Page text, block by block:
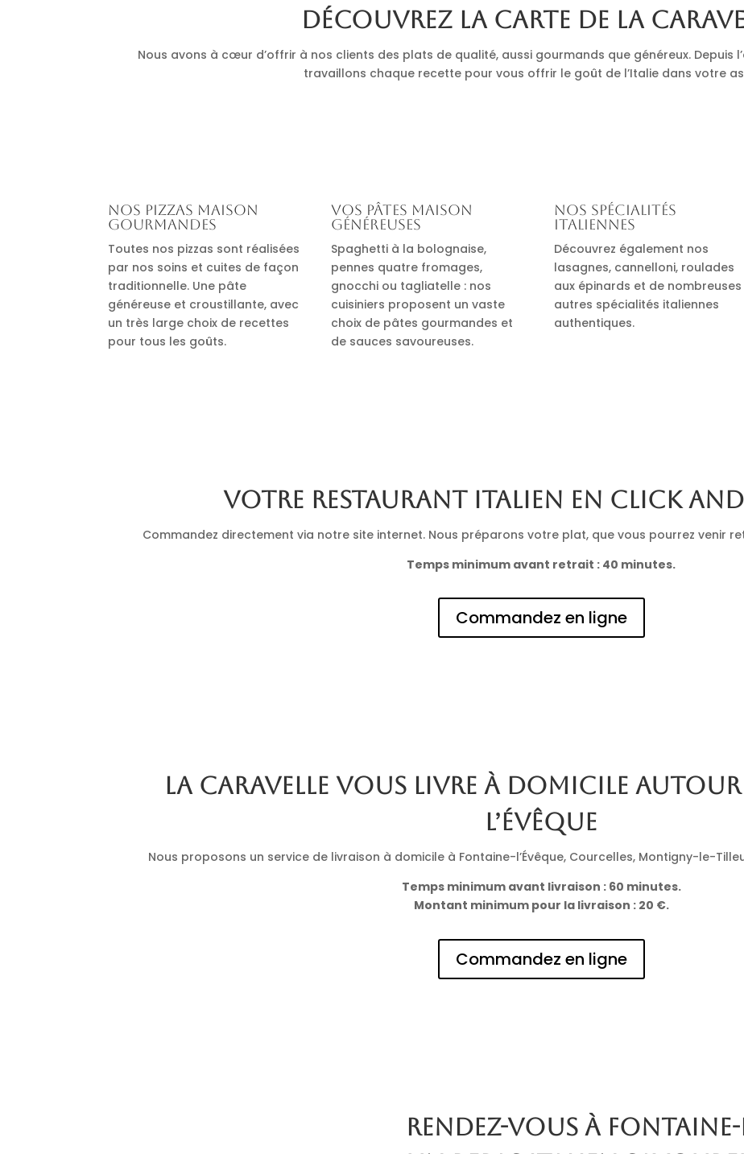
Découvrez la carte de La
Nous avons à cœur d’offrir à nos clients des plats de qualité, aussi gourmands que généreux. Depuis
travaillons chaque recette pour vous offrir le goût de l’Italie dans votre
Nos pizzas maison
gourmandes
Toutes nos pizzas sont réalisées
par nos soins et cuites de façon
traditionnelle. Une pâte
généreuse et croustillante, avec
un très large choix de recettes
pour tous les goûts.
Vos pâtes maison
généreuses
Spaghetti à la bolognaise,
pennes quatre fromages,
gnocchi ou tagliatelle : nos
cuisiniers proposent un vaste
choix de pâtes gourmandes et
de sauces savoureuses.
Nos spécialités
italiennes
Découvrez également nos
lasagnes, cannelloni, roulades
aux épinards et de nombreuses
autres spécialités italiennes
authentiques.
Votre restaurant italien en click
Commandez directement via notre site internet. Nous préparons votre plat, que vous pourrez venir
Temps minimum avant retrait : 40 minutes.
Commandez en ligne
La Caravelle vous livre à domicile autour
l’Évêque
Nous proposons un service de livraison à domicile à Fontaine-l’Évêque, Courcelles, Montigny-le-
Temps minimum avant livraison : 60 minutes.
Montant minimum pour la livraison : 20 €.
Commandez en ligne
Rendez-vous à